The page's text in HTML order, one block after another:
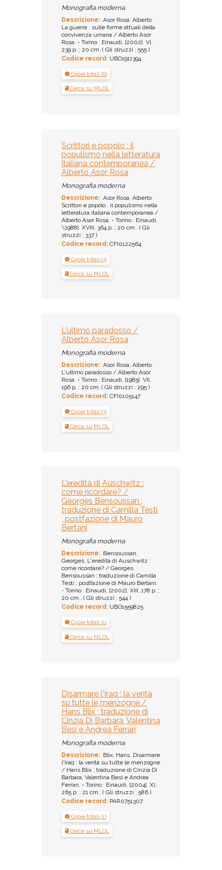
Monografia moderna
Descrizione: Asor Rosa, Alberto.
La guerra : sulle forme attuali della
convivenza umana / Alberto Asor
Rosa. - Torino : Einaudi, [2002]. VI,
239 p. ; 20 cm. ( Gli struzzi ; 555 )
Codice record: UBO1911394
Copie totali (6)
Cerca su MLOL
Scrittori e popolo : il
populismo nella letteratura
italiana contemporanea /
Alberto Asor Rosa
Monografia moderna
Descrizione: Asor Rosa, Alberto.
Scrittori e popolo : il populismo nella
letteratura italiana contemporanea /
Alberto Asor Rosa. - Torino : Einaudi,
\1988]. XVIII, 364 p. ; 20 cm.. ( Gli
struzzi ; 337 )
Codice record: CFI0122564
Copie totali (3)
Cerca su MLOL
L'ultimo paradosso /
Alberto Asor Rosa
Monografia moderna
Descrizione: Asor Rosa, Alberto.
L'ultimo paradosso / Alberto Asor
Rosa. - Torino : Einaudi, [1985]. VII,
196 p. ; 20 cm. ( Gli struzzi ; 295 )
Codice record: CFI0105147
Copie totali (3)
Cerca su MLOL
L'eredità di Auschwitz :
come ricordare? /
Georges Bensoussan ;
traduzione di Camilla Testi
; postfazione di Mauro
Bertani
Monografia moderna
Descrizione: Bensoussan,
Georges. L'eredità di Auschwitz :
come ricordare? / Georges
Bensoussan ; traduzione di Camilla
Testi ; postfazione di Mauro Bertani.
- Torino : Einaudi, [2002]. XIII, 178 p. ;
20 cm.. ( Gli struzzi ; 544 )
Codice record: UBO1559825
Copie totali (1)
Cerca su MLOL
Disarmare l'Iraq : la verità
su tutte le menzogne /
Hans Blix ; traduzione di
Cinzia Di Barbara, Valentina
Besi e Andrea Ferrari
Monografia moderna
Descrizione: Blix, Hans. Disarmare
l'Iraq : la verità su tutte le menzogne
/ Hans Blix ; traduzione di Cinzia Di
Barbara, Valentina Besi e Andrea
Ferrari. - Torino : Einaudi, [2004]. XI,
265 p. ; 21 cm.. ( Gli struzzi ; 586 )
Codice record: PAR0751307
Copie totali (1)
Cerca su MLOL